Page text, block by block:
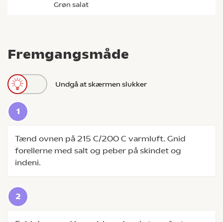
Fremgangsmåde
Undgå at skærmen slukker
Tænd ovnen på 215 C/200 C varmluft. Gnid
forellerne med salt og peber på skindet og
indeni.
grøn salat